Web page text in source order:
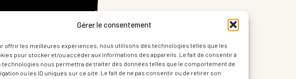
Gérer le consentement
offrir les meilleures expériences, nous utilisons des technologies telles que les
pour stocker et/ou accéder aux informations des appareils. Le fait de consentir à
technologies nous permettra de traiter des données telles que le comportement de
ou les ID uniques sur ce site. Le fait de ne pas consentir ou de retirer son